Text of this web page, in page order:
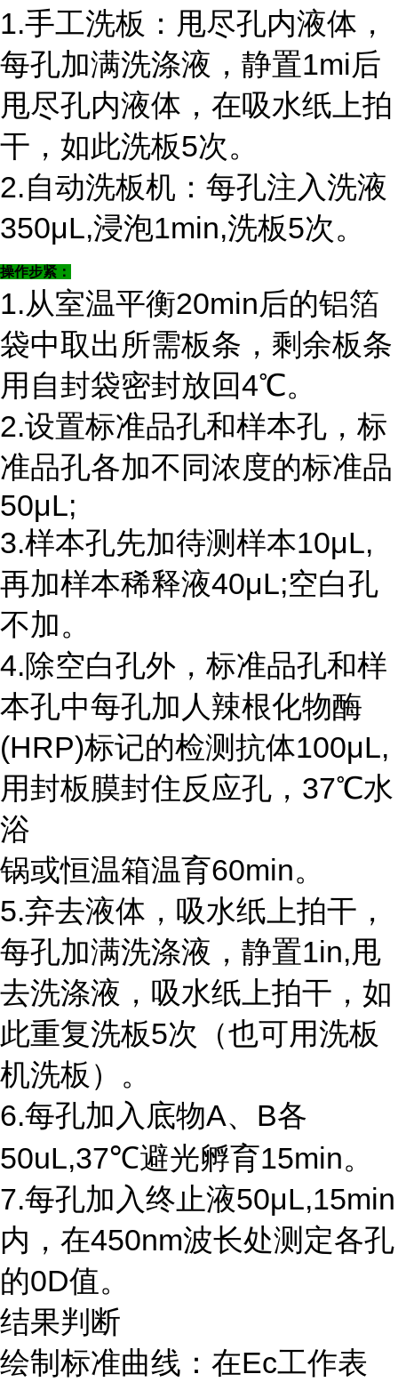
1.手工洗板：甩尽孔内液体，
每孔加满洗涤液，静置1mi后
甩尽孔内液体，在吸水纸上拍
干，如此洗板5次。
2.自动洗板机：每孔注入洗液
350μL,浸泡1min,洗板5次。
操作步紧：
1.从室温平衡20min后的铝箔
袋中取出所需板条，剩余板条
用自封袋密封放回4℃。
2.设置标准品孔和样本孔，标
准品孔各加不同浓度的标准品
50μL;
3.样本孔先加待测样本10μL,
再加样本稀释液40μL;空白孔
不加。
4.除空白孔外，标准品孔和样
本孔中每孔加人辣根化物酶
(HRP)标记的检测抗体100μL,
用封板膜封住反应孔，37℃水
浴
锅或恒温箱温育60min。
5.弃去液体，吸水纸上拍干，
每孔加满洗涤液，静置1in,甩
去洗涤液，吸水纸上拍干，如
此重复洗板5次（也可用洗板
机洗板）。
6.每孔加入底物A、B各
50uL,37℃避光孵育15min。
7.每孔加入终止液50μL,15min
内，在450nm波长处测定各孔
的0D值。
结果判断
绘制标准曲线：在Ec工作表